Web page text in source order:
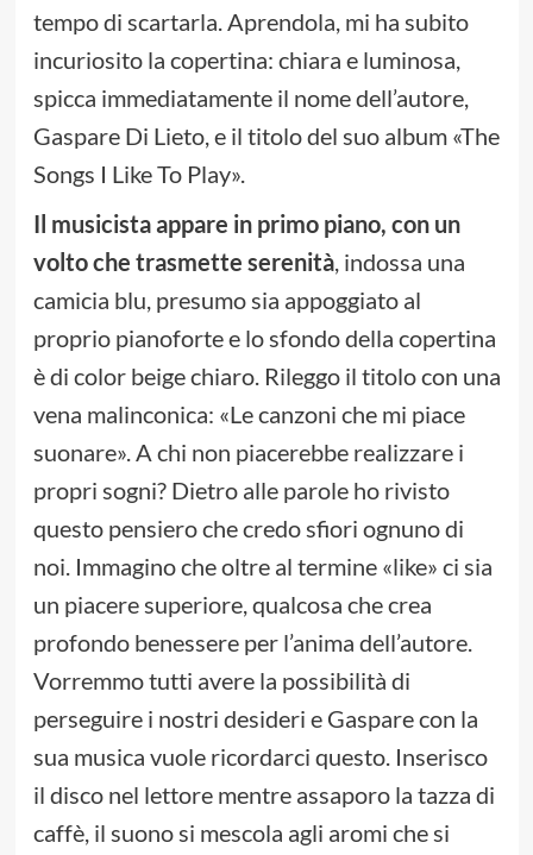
tempo di scartarla. Aprendola, mi ha subito
incuriosito la copertina: chiara e luminosa,
spicca immediatamente il nome dell’autore,
Gaspare Di Lieto, e il titolo del suo album «The
Songs I Like To Play».
Il musicista appare in primo piano, con un
volto che trasmette serenità, indossa una
camicia blu, presumo sia appoggiato al
proprio pianoforte e lo sfondo della copertina
è di color beige chiaro. Rileggo il titolo con una
vena malinconica: «Le canzoni che mi piace
suonare». A chi non piacerebbe realizzare i
propri sogni? Dietro alle parole ho rivisto
questo pensiero che credo sfiori ognuno di
noi. Immagino che oltre al termine «like» ci sia
un piacere superiore, qualcosa che crea
profondo benessere per l’anima dell’autore.
Vorremmo tutti avere la possibilità di
perseguire i nostri desideri e Gaspare con la
sua musica vuole ricordarci questo. Inserisco
il disco nel lettore mentre assaporo la tazza di
caffè, il suono si mescola agli aromi che si